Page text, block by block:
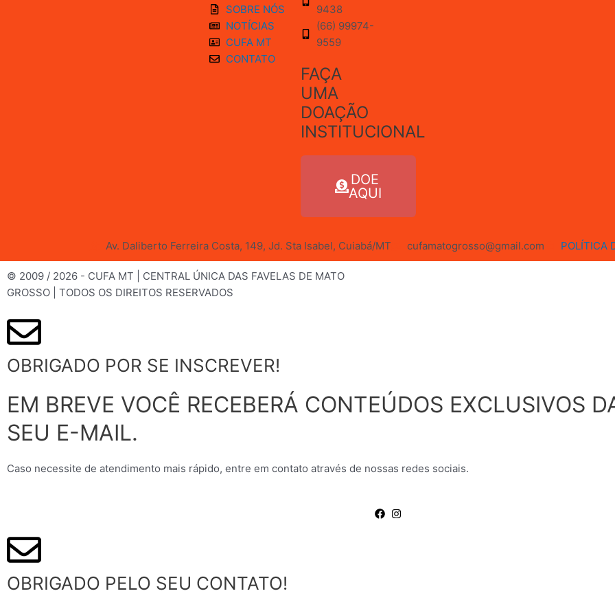
SOBRE NÓS
NOTÍCIAS
CUFA MT
CONTATO
9438
(66) 99974-
9559
FAÇA
UMA
DOAÇÃO
INSTITUCIONAL
DOE
AQUI
Av. Daliberto Ferreira Costa, 149, Jd. Sta Isabel, Cuiabá/MT cufamatogrosso@gmail.com POLÍTICA
© 2009 / 2026 - CUFA MT | CENTRAL ÚNICA DAS FAVELAS DE MATO
GROSSO | TODOS OS DIREITOS RESERVADOS
OBRIGADO POR SE INSCREVER!
EM BREVE VOCÊ RECEBERÁ CONTEÚDOS EXCLUSIVOS
SEU E-MAIL.
Caso necessite de atendimento mais rápido, entre em contato através de nossas redes sociais.
OBRIGADO PELO SEU CONTATO!